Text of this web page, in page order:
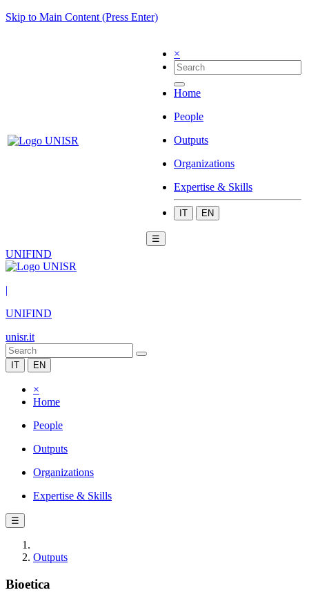
Skip to Main Content (Press Enter)
×
Home
People
Outputs
Organizations
Expertise & Skills
IT EN
☰
UNIFIND
|
UNIFIND
unisr.it
IT EN
×
Home
People
Outputs
Organizations
Expertise & Skills
☰
Outputs
Bioetica